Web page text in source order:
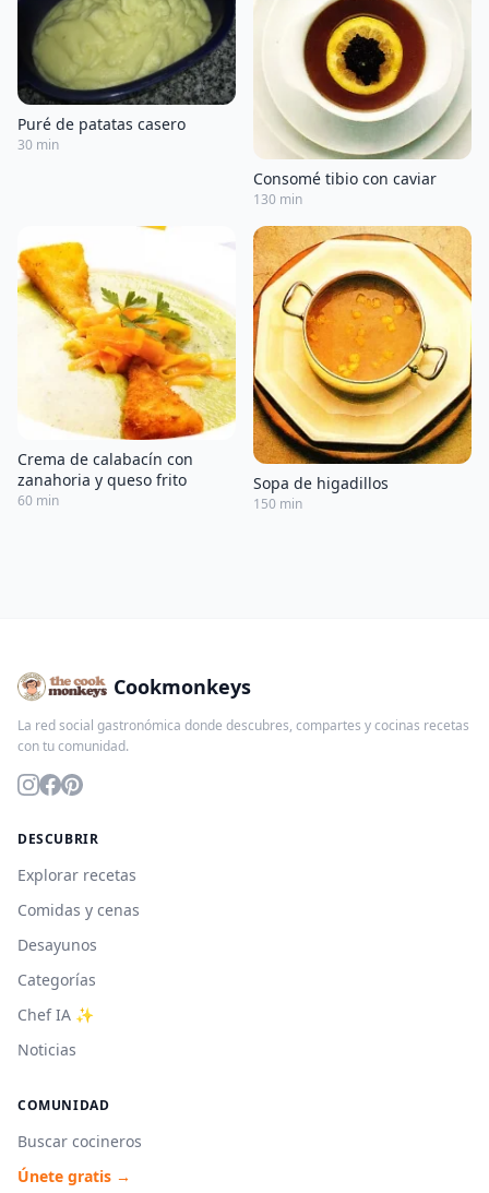
Puré de patatas casero
30 min
Consomé tibio con caviar
130 min
Crema de calabacín con
zanahoria y queso frito
60 min
Sopa de higadillos
150 min
Cookmonkeys
La red social gastronómica donde descubres, compartes y cocinas recetas
con tu comunidad.
DESCUBRIR
Explorar recetas
Comidas y cenas
Desayunos
Categorías
Chef IA ✨
Noticias
COMUNIDAD
Buscar cocineros
Únete gratis →